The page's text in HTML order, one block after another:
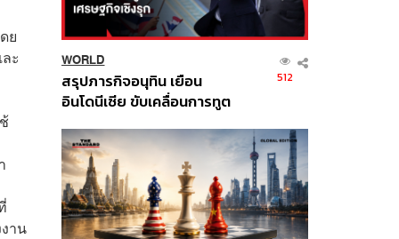
ย
ะ
าน
WORLD
สรุปภารกิจอนุทิน เยือน
อินโดนีเซีย ขับเคลื่อนการทูต
ส่วนยุทธศาสตร์ไทย –
อินโดนีเซีย
512